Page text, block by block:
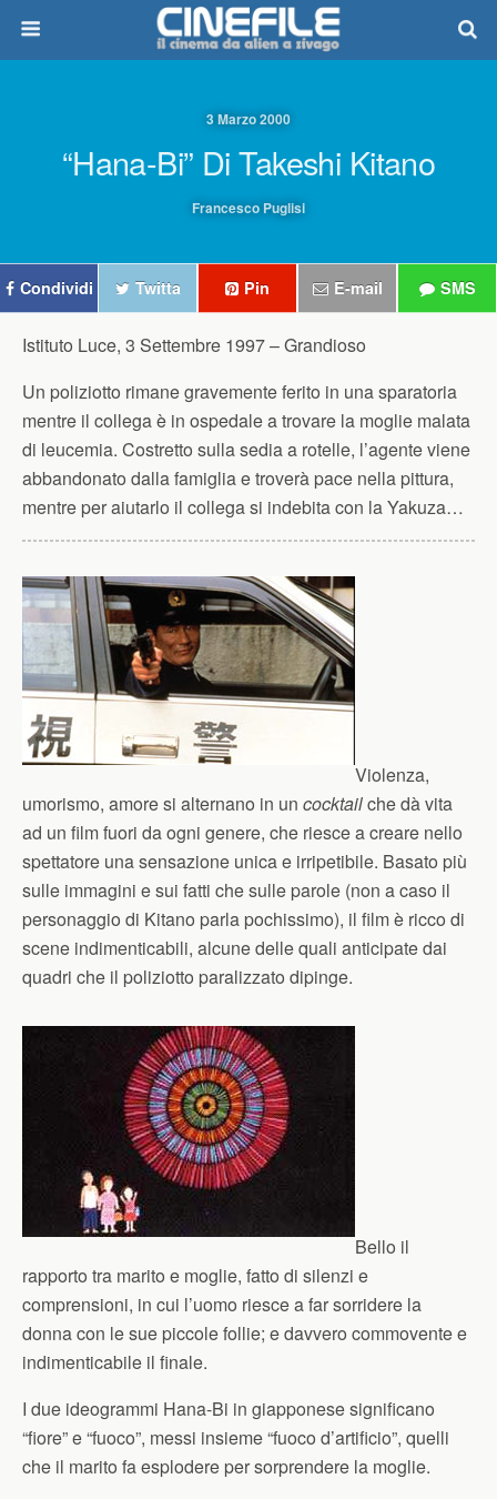
3 Marzo 2000
“Hana-Bi” Di Takeshi Kitano
Francesco Puglisi
Condividi Twitta Pin E-mail SMS
Istituto Luce, 3 Settembre 1997 –Grandioso
Un poliziotto rimane gravemente ferito in una sparatoria
mentre il collega è in ospedale a trovare la moglie malata
di leucemia. Costretto sulla sedia a rotelle, l’agente viene
abbandonato dalla famiglia e troverà pace nella pittura,
mentre per aiutarlo il collega si indebita con la Yakuza…
Violenza,
umorismo, amore si alternano in un cocktailche dà vita
ad un film fuori da ogni genere, che riesce a creare nello
spettatore una sensazione unica e irripetibile. Basato più
sulle immagini e sui fatti che sulle parole (non a caso il
personaggio di Kitano parla pochissimo), il film è ricco di
scene indimenticabili, alcune delle quali anticipate dai
quadri che il poliziotto paralizzato dipinge.
Bello il
rapporto tra marito e moglie, fatto di silenzi e
comprensioni, in cui l’uomo riesce a far sorridere la
donna con le sue piccole follie; e davvero commovente e
indimenticabile il finale.
I due ideogrammi Hana-Bi in giapponese significano
“fiore” e “fuoco”, messi insieme “fuoco d’artificio”, quelli
che il marito fa esplodere per sorprendere la moglie.